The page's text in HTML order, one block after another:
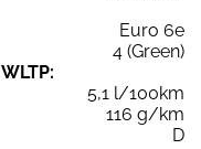
Euro 6e
4 (Green)
5,1 l/100km
116 g/km
D